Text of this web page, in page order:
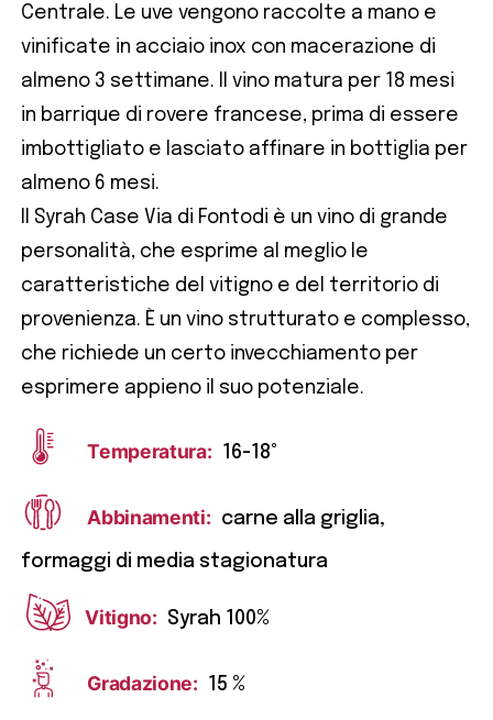
Centrale. Le uve vengono raccolte a mano e
vinificate in acciaio inox con macerazione di
almeno 3 settimane. Il vino matura per 18 mesi
in barrique di rovere francese, prima di essere
imbottigliato e lasciato affinare in bottiglia per
almeno 6 mesi.
Il Syrah Case Via di Fontodi è un vino di grande
personalità, che esprime al meglio le
caratteristiche del vitigno e del territorio di
provenienza. È un vino strutturato e complesso,
che richiede un certo invecchiamento per
esprimere appieno il suo potenziale.
Temperatura: 16-18°
Abbinamenti: carne alla griglia,
formaggi di media stagionatura
Vitigno: Syrah 100%
Gradazione: 15 %